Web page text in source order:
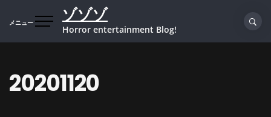
メニュー ゾゾゾ
Horror entertainment Blog!
20201120